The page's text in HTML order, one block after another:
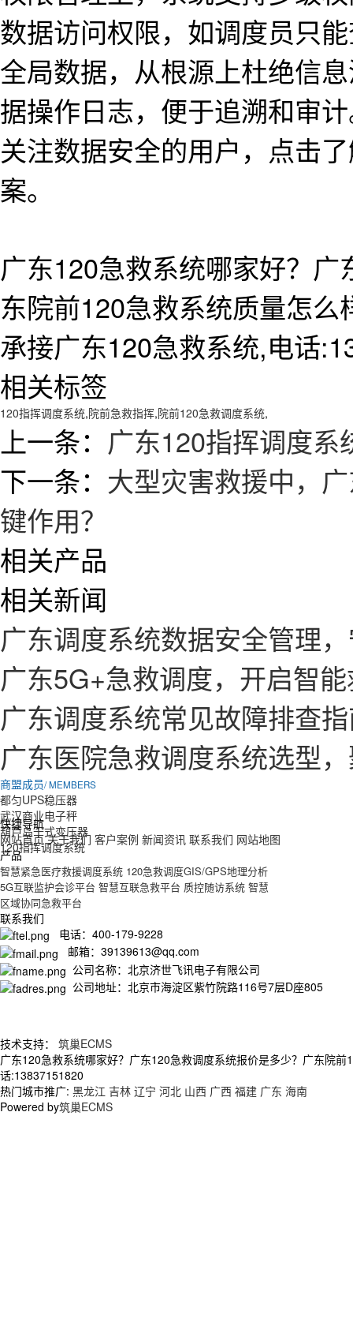
数据访问权限，如调度员只
全局数据，从根源上杜绝信
据操作日志，便于追溯和审
关注数据安全的用户，点击
案。
广东120急救系统哪家好？
东院前120急救系统质量怎
承接广东120急救系统,电话
相关标签
120指挥调度系统,院前急救指挥,院前120急救调度系统,
上一条： 广东120指挥调度
下一条： 大型灾害救援中，
键作用？
相关产品
相关新闻
广东调度系统数据安全管理
广东5G+急救调度，开启智
广东调度系统常见故障排查
广东医院急救调度系统选型
商盟成员/ MEMBERS
都匀UPS稳压器
武汉商业电子秤
葫芦岛干式变压器
120指挥调度系统
快捷导航
网站首页 关于我们 客户案例 新闻资讯 联系我们 网站地图
产品
智慧紧急医疗救援调度系统 120急救调度GIS/GPS地理分析
5G互联监护会诊平台 智慧互联急救平台 质控随访系统 智慧
区域协同急救平台
联系我们
电话：400-179-9228
邮箱：39139613@qq.com
公司名称：北京济世飞讯电子有限公司
公司地址：北京市海淀区紫竹院路116号7层D座805
技术支持： 筑巢ECMS
广东120急救系统哪家好？广东120急救调度系统报价是多少？广东院
话:13837151820
热门城市推广: 黑龙江 吉林 辽宁 河北 山西 广西 福建 广东 海南
Powered by筑巢ECMS